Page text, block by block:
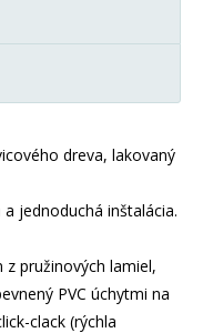
dreva, lakovaný
jednoduchá inštalácia.
pružinových lamiel,
PVC úchytmi na
clack (rýchla